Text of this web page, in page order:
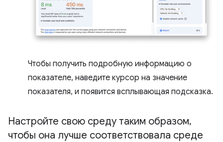
Чтобы получить подробную информацию о
показателе, наведите курсор на значение
показателя, и появится всплывающая подсказка.
Настройте свою среду таким образом,
чтобы она лучше соответствовала среде